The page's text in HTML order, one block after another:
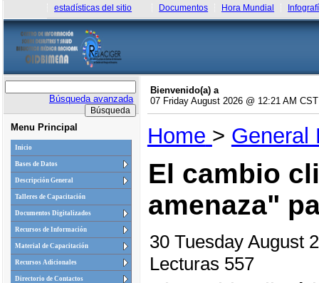
estadísticas del sitio Documentos Hora Mundial
Búsqueda avanzada
Menu Principal
Inicio
Bases de Datos
Descripción General
Talleres de Capacitación
Documentos Digitalizados
Recursos de Información
Material de Capacitación
Recursos Adicionales
Directorio de Contactos
Bienvenido(a) a
07 Friday August 2026 @ 12:21 AM CST
Home > General
El cambio
amenaza"
30 Tuesday August
Lecturas 557